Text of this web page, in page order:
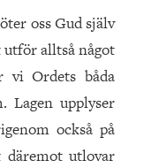
oss Gud själv
utför alltså något
vi Ordets båda
Lagen upplyser
också på
däremot utlovar